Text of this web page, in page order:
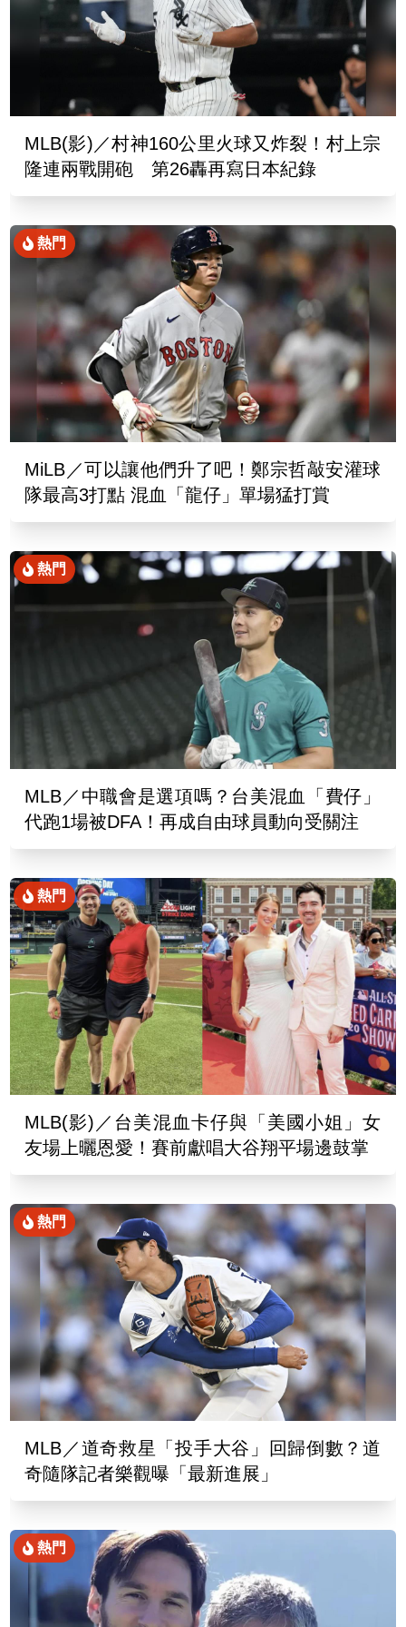
MLB(影)／村神160公里火球又炸裂！村上宗
隆連兩戰開砲 第26轟再寫日本紀錄
熱門
MiLB／可以讓他們升了吧！鄭宗哲敲安灌球
隊最高3打點 混血「龍仔」單場猛打賞
熱門
MLB／中職會是選項嗎？台美混血「費仔」
代跑1場被DFA！再成自由球員動向受關注
熱門
MLB(影)／台美混血卡仔與「美國小姐」女
友場上曬恩愛！賽前獻唱大谷翔平場邊鼓掌
熱門
MLB／道奇救星「投手大谷」回歸倒數？道
奇隨隊記者樂觀曝「最新進展」
熱門